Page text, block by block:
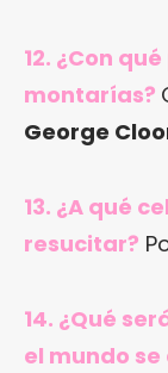
12. ¿Con
montarías?
George
13. ¿A qué
resucitar?
14. ¿Qué
el mundo se